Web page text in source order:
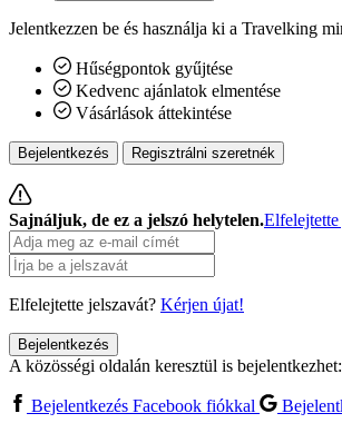
Jelentkezzen be és használja ki a Travelking
Hűségpontok gyűjtése
Kedvenc ajánlatok elmentése
Vásárlások áttekintése
Bejelentkezés Regisztrálni szeretnék
Sajnáljuk, de ez a jelszó helytelen.Elfelejtette
Elfelejtette jelszavát? Kérjen újat!
Bejelentkezés
A közösségi oldalán keresztül is bejelentkezhet:
Bejelentkezés Facebook fiókkal